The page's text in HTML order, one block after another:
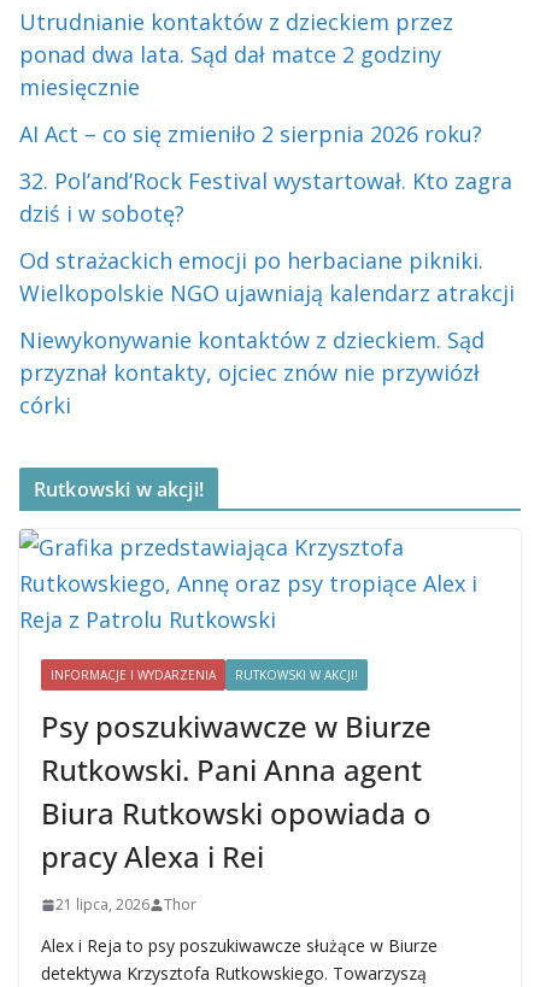
Utrudnianie kontaktów z dzieckiem przez
ponad dwa lata. Sąd dał matce 2 godziny
miesięcznie
AI Act – co się zmieniło 2 sierpnia 2026 roku?
32. Pol’and’Rock Festival wystartował. Kto zagra
dziś i w sobotę?
Od strażackich emocji po herbaciane pikniki.
Wielkopolskie NGO ujawniają kalendarz atrakcji
Niewykonywanie kontaktów z dzieckiem. Sąd
przyznał kontakty, ojciec znów nie przywiózł
córki
Rutkowski w akcji!
INFORMACJE I WYDARZENIA RUTKOWSKI W AKCJI!
Psy poszukiwawcze w Biurze
Rutkowski. Pani Anna agent
Biura Rutkowski opowiada o
pracy Alexa i Rei
21 lipca, 2026 Thor
Alex i Reja to psy poszukiwawcze służące w Biurze
detektywa Krzysztofa Rutkowskiego. Towarzyszą